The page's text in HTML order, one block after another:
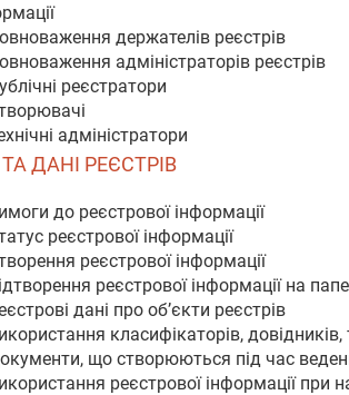
держателів реєстрів
адміністраторів реєстрів
реєстратори
адміністратори
ДАНІ РЕЄСТРІВ
до реєстрової інформації
реєстрової інформації
реєстрової інформації
реєстрової інформації на
дані про об’єкти реєстрів
класифікаторів,
що створюються під час
реєстрової інформації при